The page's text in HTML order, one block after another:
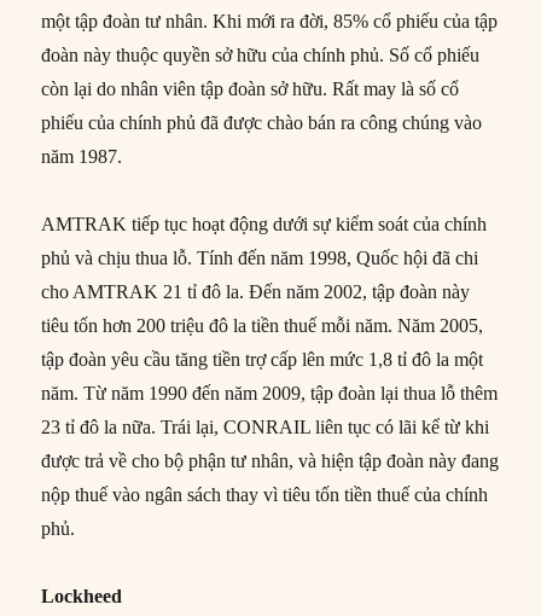
một tập đoàn tư nhân. Khi mới ra đời, 85% cổ phiếu của tập
đoàn này thuộc quyền sở hữu của chính phủ. Số cổ phiếu
còn lại do nhân viên tập đoàn sở hữu. Rất may là số cổ
phiếu của chính phủ đã được chào bán ra công chúng vào
năm 1987.
AMTRAK tiếp tục hoạt động dưới sự kiểm soát của chính
phủ và chịu thua lỗ. Tính đến năm 1998, Quốc hội đã chi
cho AMTRAK 21 tỉ đô la. Đến năm 2002, tập đoàn này
tiêu tốn hơn 200 triệu đô la tiền thuế mỗi năm. Năm 2005,
tập đoàn yêu cầu tăng tiền trợ cấp lên mức 1,8 tỉ đô la một
năm. Từ năm 1990 đến năm 2009, tập đoàn lại thua lỗ thêm
23 tỉ đô la nữa. Trái lại, CONRAIL liên tục có lãi kể từ khi
được trả về cho bộ phận tư nhân, và hiện tập đoàn này đang
nộp thuế vào ngân sách thay vì tiêu tốn tiền thuế của chính
phủ.
Lockheed